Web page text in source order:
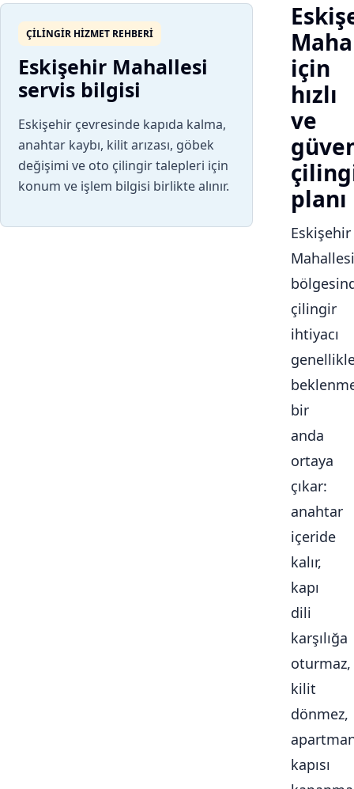
ÇILINGIR HIZMET REHBERI
Eskişehir Mahallesi
servis bilgisi
Eskişehir çevresinde kapıda kalma,
anahtar kaybı, kilit arızası, göbek
değişimi ve oto çilingir talepleri için
konum ve işlem bilgisi birlikte alınır.
için
hızlı
ve
planı
Eskişehir
Mahallesi
çilingir
ihtiyacı
bir
anda
ortaya
çıkar:
anahtar
içeride
kalır,
kapı
dili
karşılığa
oturmaz,
kilit
dönmez,
kapısı